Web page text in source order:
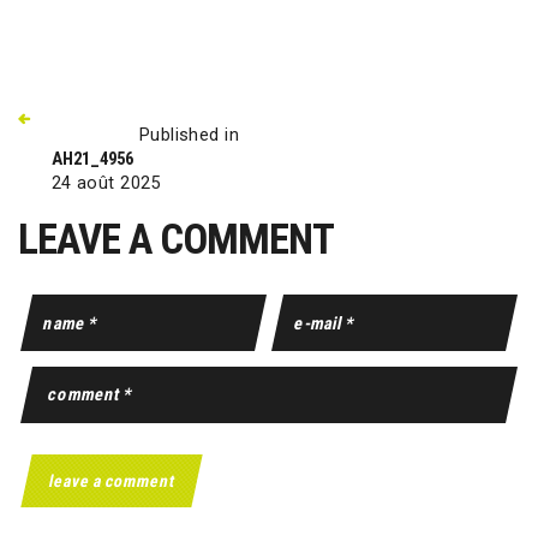
Published in
AH21_4956
24 août 2025
LEAVE A COMMENT